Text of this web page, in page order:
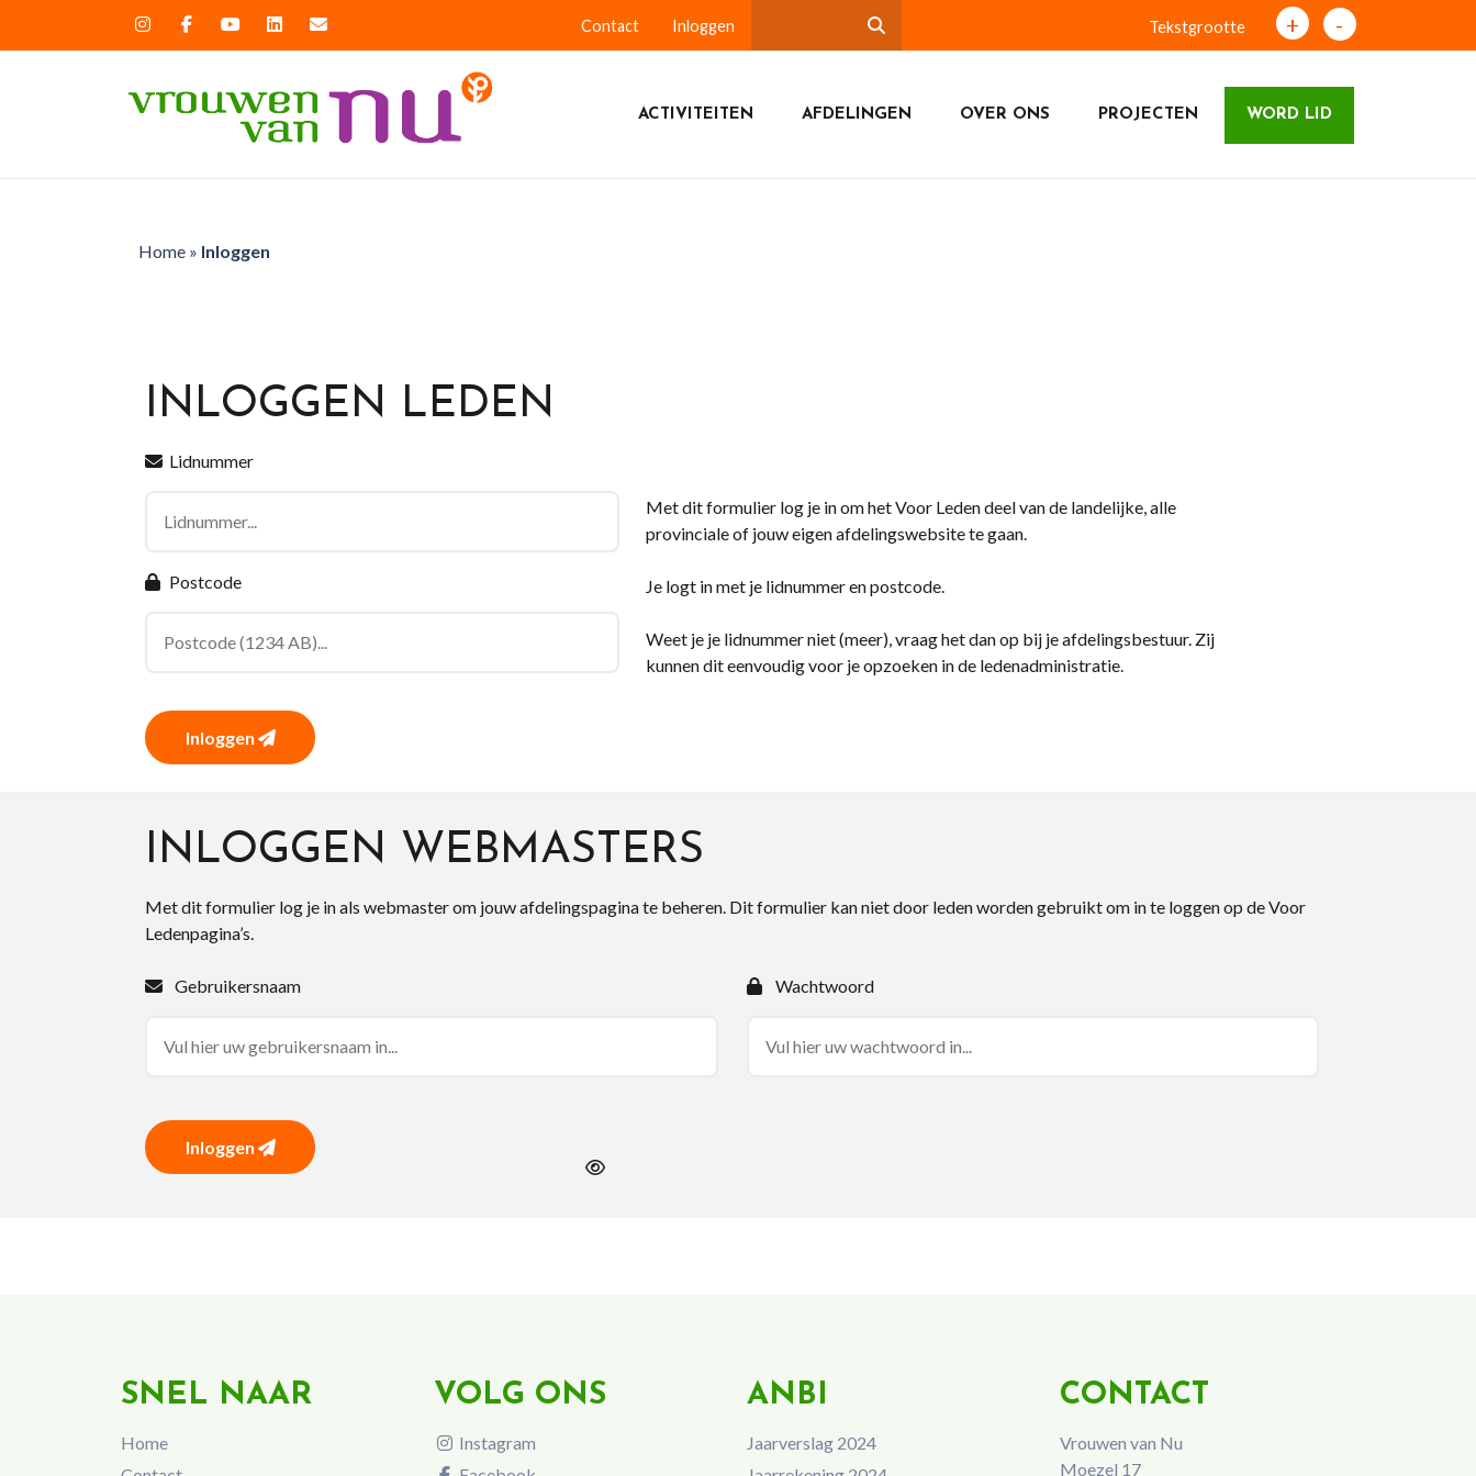
Contact Inloggen Tekstgrootte + -
ACTIVITEITEN AFDELINGEN OVER ONS PROJECTEN WORD LID
Home» Inloggen
INLOGGEN LEDEN
Lidnummer
Postcode
Inloggen
Met dit formulier log je in om het Voor Leden deel van de landelijke, alle
provinciale of jouw eigen afdelingswebsite te gaan.
Je logt in met je lidnummer en postcode.
Weet je je lidnummer niet (meer), vraag het dan op bij je afdelingsbestuur. Zij
kunnen dit eenvoudig voor je opzoeken in de ledenadministratie.
INLOGGEN WEBMASTERS
Met dit formulier log je in als webmaster om jouw afdelingspagina te beheren. Dit formulier kan niet door leden worden gebruikt om in te loggen op de Voor
Ledenpagina’s.
Gebruikersnaam Wachtwoord
Inloggen
SNEL NAAR
Home
VOLG ONS
Instagram
ANBI
Jaarverslag 2024
CONTACT
Vrouwen van Nu
Moezel 17